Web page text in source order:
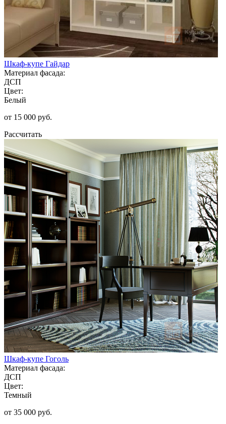
Шкаф-купе Гайдар
Материал фасада:
ДСП
Цвет:
Белый
от 15 000 руб.
Рассчитать
Шкаф-купе Гоголь
Материал фасада:
ДСП
Цвет:
Темный
от 35 000 руб.